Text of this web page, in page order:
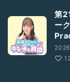
第
ー